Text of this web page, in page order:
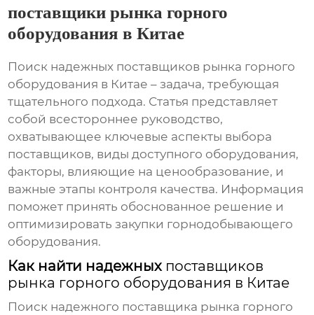
поставщики рынка горного
оборудования в Китае
Поиск надежных поставщиков рынка горного
оборудования в Китае – задача, требующая
тщательного подхода. Статья представляет
собой всестороннее руководство,
охватывающее ключевые аспекты выбора
поставщиков, виды доступного оборудования,
факторы, влияющие на ценообразование, и
важные этапы контроля качества. Информация
поможет принять обоснованное решение и
оптимизировать закупки горнодобывающего
оборудования.
Как найти надежных поставщиков
рынка горного оборудования в Китае
Поиск надежного поставщика рынка горного